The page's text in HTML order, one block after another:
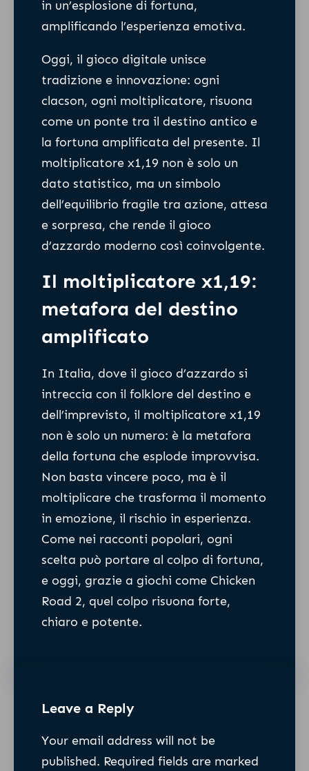
in un’esplosione di fortuna,
amplificando l’esperienza emotiva.
Oggi, il gioco digitale unisce
tradizione e innovazione: ogni
clacson, ogni moltiplicatore, risuona
come un ponte tra il destino antico e
la fortuna amplificata del presente. Il
moltiplicatore x1,19 non è solo un
dato statistico, ma un simbolo
dell’equilibrio fragile tra azione, attesa
e sorpresa, che rende il gioco
d’azzardo moderno così coinvolgente.
Il moltiplicatore x1,19:
metafora del destino
amplificato
In Italia, dove il gioco d’azzardo si
intreccia con il folklore del destino e
dell’imprevisto, il moltiplicatore x1,19
non è solo un numero: è la metafora
della fortuna che esplode improvvisa.
Non basta vincere poco, ma è il
moltiplicare che trasforma il momento
in emozione, il rischio in esperienza.
Come nei racconti popolari, ogni
scelta può portare al colpo di fortuna,
e oggi, grazie a giochi come Chicken
Road 2, quel colpo risuona forte,
chiaro e potente.
Leave a Reply
Your email address will not be
published. Required fields are marked